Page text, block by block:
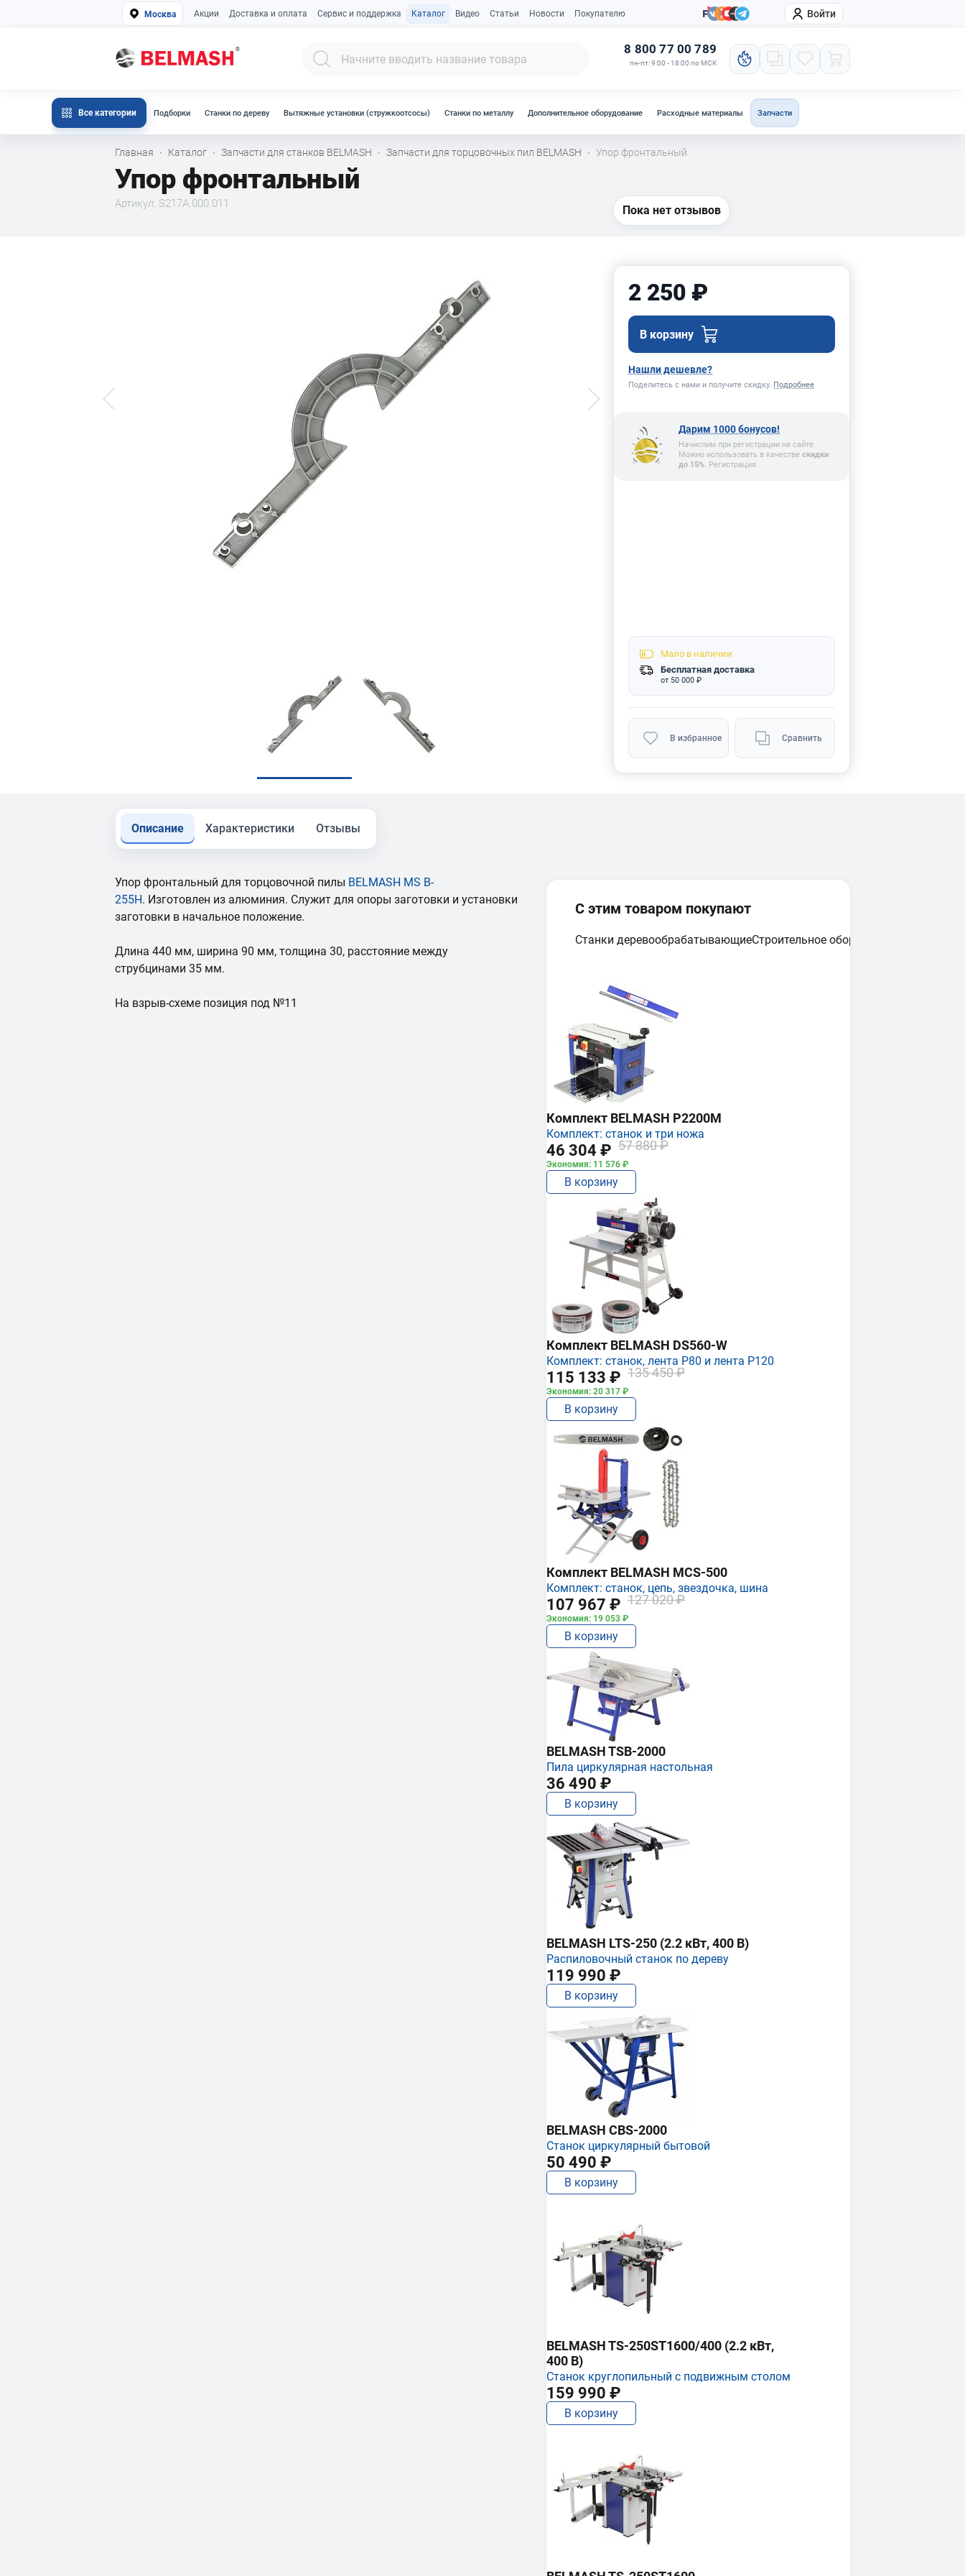
Москва Акции Доставка и оплата Сервис и поддержка Каталог Видео Статьи Новости Покупателю Компания Войти
8 800 77 00 789
пн-пт: 9:00 - 18:00 по МСК
Все категории Подборки Станки по дереву Вытяжные установки (стружкоотсосы) Станки по металлу Дополнительное оборудование Расходные материалы Запчасти
Главная · Каталог · Запчасти для станков BELMASH · Запчасти для торцовочных пил BELMASH · Упор фронтальный
Упор фронтальный
Артикул: S217A.000.011 Пока нет отзывов
2 250 ₽
В корзину
Нашли дешевле?
Поделитесь с нами и получите скидку. Подробнее
Дарим 1000 бонусов!
Начислим при регистрации на сайте.
Можно использовать в качестве скидки
до 15%. Регистрация
Мало в наличии
Бесплатная доставка
от 50 000 ₽
В избранное Сравнить
Описание Характеристики Отзывы
Упор фронтальный для торцовочной пилы BELMASH MS B-
255H. Изготовлен из алюминия. Служит для опоры заготовки и установки
заготовки в начальное положение.
Длина 440 мм, ширина 90 мм, толщина 30, расстояние между
струбцинами 35 мм.
На взрыв-схеме позиция под №11
С этим товаром покупают
Станки деревообрабатывающиеСтроительное оборудование
Комплект BELMASH P2200M
Комплект: станок и три ножа
46 304 ₽ 57 880 ₽
Экономия: 11 576 ₽
В корзину
Комплект BELMASH DS560-W
Комплект: станок, лента P80 и лента P120
115 133 ₽ 135 450 ₽
Экономия: 20 317 ₽
В корзину
Комплект BELMASH MCS-500
Комплект: станок, цепь, звездочка, шина
107 967 ₽ 127 020 ₽
Экономия: 19 053 ₽
В корзину
BELMASH TSB-2000
Пила циркулярная настольная
36 490 ₽
В корзину
BELMASH LTS-250 (2.2 кВт, 400 В)
Распиловочный станок по дереву
119 990 ₽
В корзину
BELMASH CBS-2000
Станок циркулярный бытовой
50 490 ₽
В корзину
BELMASH TS-250ST1600/400 (2.2 кВт,
400 В)
Станок круглопильный с подвижным столом
159 990 ₽
В корзину